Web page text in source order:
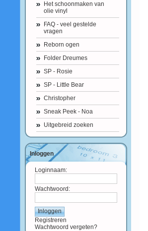
Het schoonmaken van
olie vinyl
FAQ - veel gestelde
vragen
Reborn ogen
Folder Dreumes
SP - Rosie
SP - Little Bear
Christopher
Sneak Peek - Noa
Uitgebreid zoeken
Inloggen
Loginnaam:
Wachtwoord:
Registreren
Wachtwoord vergeten?